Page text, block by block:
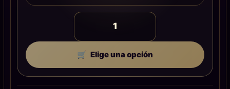
Elige una opción